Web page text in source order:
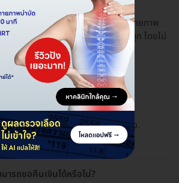
ำบัดเป็นการรักษาด้วยเครื่องมือทางกายภาพ
าการเกี่ยวกับกล้ามเนื้อ ข้อ และกระดูก โดยไม่
ารผ่าตัด.
ายเท่าไรสำหรับคอร์สนี้?
ยการทำกายภาพบำบัดจำนวน 10 ครั้ง.
ารถขอคืนเงินได้หรือไม่?